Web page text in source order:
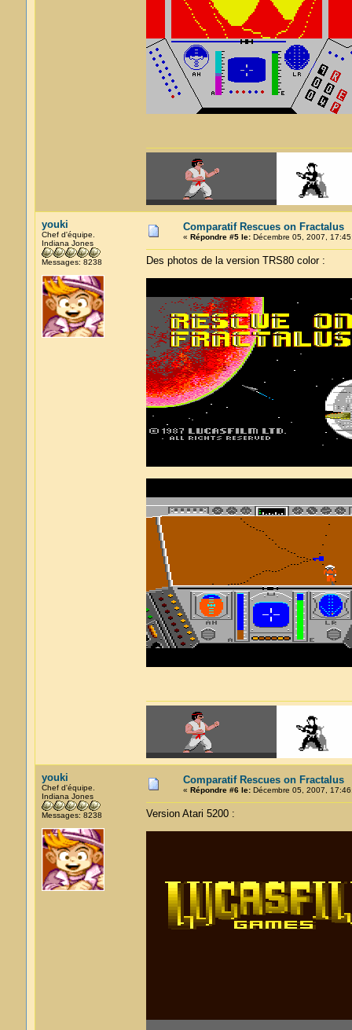
youki
Chef d'équipe.
Indiana Jones
Messages: 8238
Comparatif Rescues on Fractalus
« Répondre #5 le:Décembre 05, 2007,
Des photos de la version TRS80 color :
youki
Chef d'équipe.
Indiana Jones
Messages: 8238
Comparatif Rescues on Fractalus
« Répondre #6 le:Décembre 05, 2007,
Version Atari 5200 :